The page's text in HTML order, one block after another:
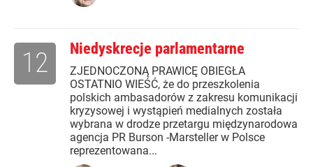
Niedyskrecje parlamentarne
ZJEDNOCZONĄ PRAWICĘ OBIEGŁA
OSTATNIO WIEŚĆ, że do przeszkolenia
polskich ambasadorów z zakresu komunikacji
kryzysowej i wystąpień medialnych została
wybrana w drodze przetargu międzynarodowa
agencja PR Burson -Marsteller w Polsce
reprezentowana...
12